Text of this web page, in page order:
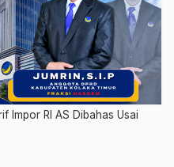
Impor RI AS Dibahas Usai